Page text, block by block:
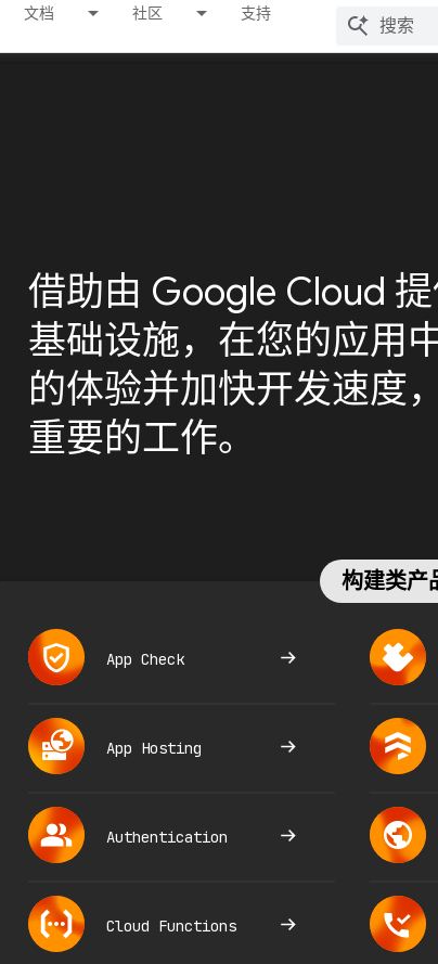
文档 社区 支持
借助由 Google Cloud
基础设施，在您的应用
的体验并加快开发速度
重要的工作。
构建类产
App Check
App Hosting
Authentication
Cloud Functions